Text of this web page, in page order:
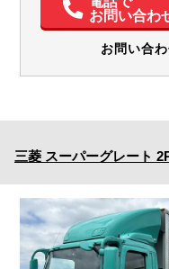
お問い合わ
お問い合
三菱 スーパーグレート